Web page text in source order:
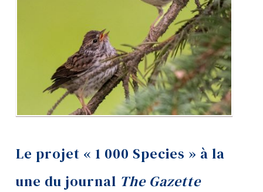
Le projet « 1 000 Species » à la
une du journal The Gazette